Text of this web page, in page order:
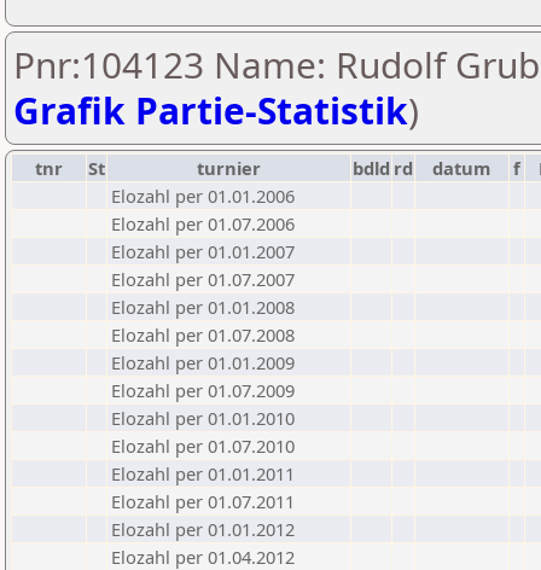
Pnr:104123 Name: Rudolf
Grafik Partie-Statistik)
tnr St turnier bdld rd datum f
Elozahl per 01.01.2006
Elozahl per 01.07.2006
Elozahl per 01.01.2007
Elozahl per 01.07.2007
Elozahl per 01.01.2008
Elozahl per 01.07.2008
Elozahl per 01.01.2009
Elozahl per 01.07.2009
Elozahl per 01.01.2010
Elozahl per 01.07.2010
Elozahl per 01.01.2011
Elozahl per 01.07.2011
Elozahl per 01.01.2012
Elozahl per 01.04.2012